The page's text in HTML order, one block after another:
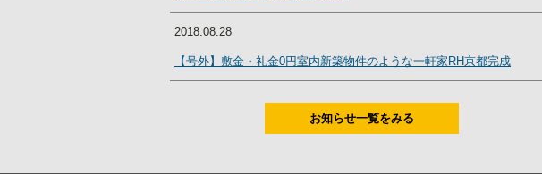
2018.08.28
【号外】敷金・礼金0円室内新築物件のような一軒家RH京都完成
お知らせ一覧をみる